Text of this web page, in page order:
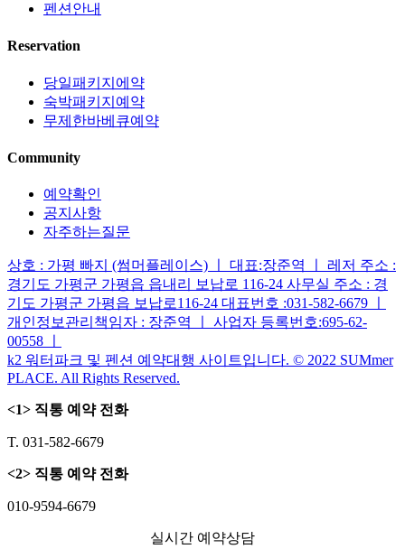
펜션안내
Reservation
당일패키지에약
숙박패키지예약
무제한바베큐예약
Community
예약확인
공지사항
자주하는질문
상호 : 가평 빠지 (썸머플레이스) ㅣ 대표:장준역 ㅣ 레저 주소 :
경기도 가평군 가평읍 읍내리 보납로 116-24 사무실 주소 : 경
기도 가평군 가평읍 보납로116-24 대표번호 :031-582-6679 ㅣ
개인정보관리책임자 : 장준역 ㅣ 사업자 등록번호:695-62-
00558 ㅣ
k2 워터파크 및 펜션 예약대행 사이트입니다. © 2022 SUMmer
PLACE. All Rights Reserved.
<1> 직통 예약 전화
T. 031-582-6679
<2> 직통 예약 전화
010-9594-6679
실시간 예약상담